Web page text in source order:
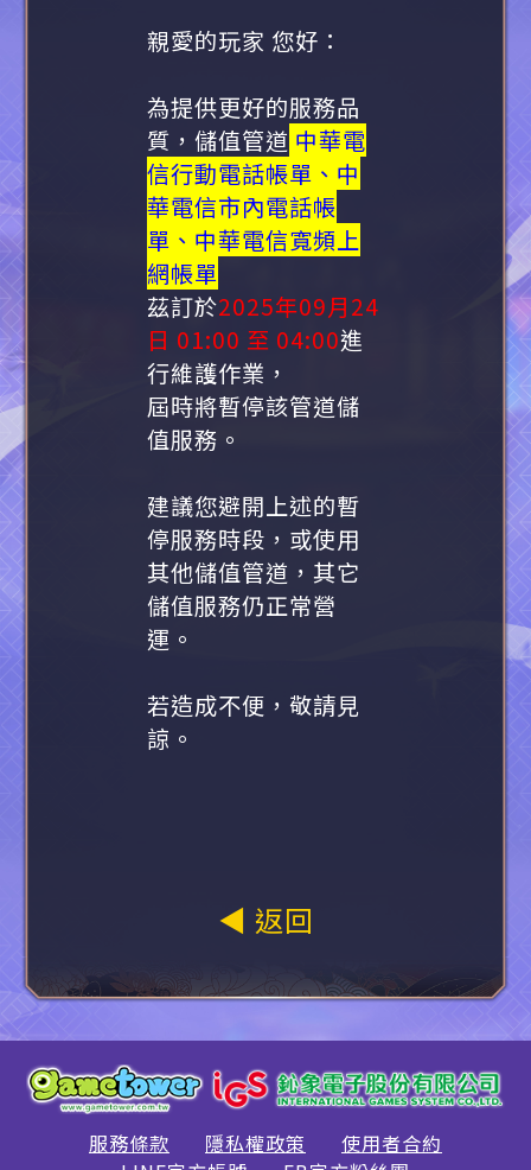
親愛的玩家 您好：
為提供更好的服務品
質，儲值管道 中華電
信行動電話帳單、中
華電信市內電話帳
單、中華電信寬頻上
網帳單
茲訂於2025年09月24
日 01:00 至 04:00進
行維護作業，
屆時將暫停該管道儲
值服務。
建議您避開上述的暫
停服務時段，或使用
其他儲值管道，其它
儲值服務仍正常營
運。
若造成不便，敬請見
諒。
◀ 返回
服務條款 隱私權政策
使用者合約